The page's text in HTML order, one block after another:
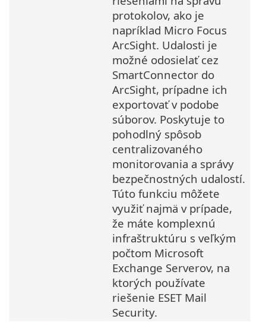
protokolov, ako je
napríklad Micro Focus
ArcSight. Udalosti je
možné odosielať cez
SmartConnector do
ArcSight, prípadne ich
exportovať v podobe
súborov. Poskytuje to
pohodlný spôsob
centralizovaného
monitorovania a správy
bezpečnostných udalostí.
Túto funkciu môžete
využiť najmä v prípade,
že máte komplexnú
infraštruktúru s veľkým
počtom Microsoft
Exchange Serverov, na
ktorých používate
riešenie ESET Mail
Security.